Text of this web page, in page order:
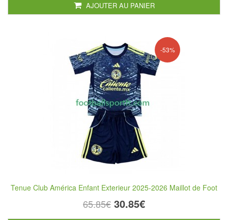
AJOUTER AU PANIER
-53%
Tenue Club América Enfant Exterieur 2025-2026 Maillot de Foot
65.85€ 30.85€